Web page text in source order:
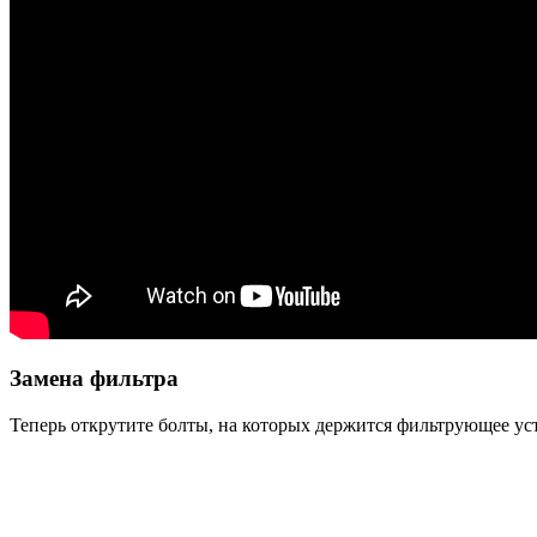
Замена фильтра
Теперь открутите болты, на которых держится фильтрующее